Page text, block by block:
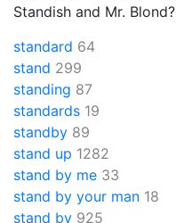
Standish and Mr. Blond?
standard 64
stand 299
standing 87
standards 19
standby 89
stand up 1282
stand by me 33
stand by your man 18
stand by 925